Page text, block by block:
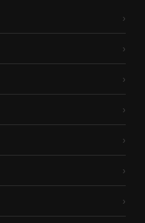
›
›
›
›
›
›
›